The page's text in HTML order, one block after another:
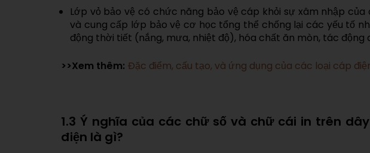
Lớp vỏ bảo vệ có chức năng bảo vệ cáp khỏi sự xâm nhập của
và cung cấp lớp bảo vệ cơ học tổng thể chống lại các yếu tố
động thời tiết (nắng, mưa, nhiệt độ), hóa chất ăn mòn, tác động
>>Xem thêm: Đặc điểm, cấu tạo, và ứng dụng của các loại cáp
1.3 Ý nghĩa của các chữ số và chữ cái in trên
điện là gì?